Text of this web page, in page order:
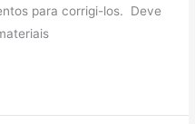
para corrigi-los. Deve